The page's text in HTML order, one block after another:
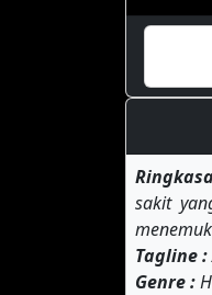
sakit
Tagline :
Genre :